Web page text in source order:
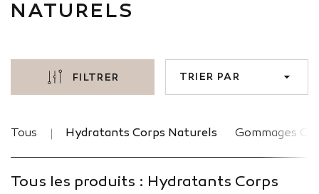
NATURELS
FILTRER TRIER PAR
Tous Hydratants Corps Naturels Gommages
Tous les produits : Hydratants Corps